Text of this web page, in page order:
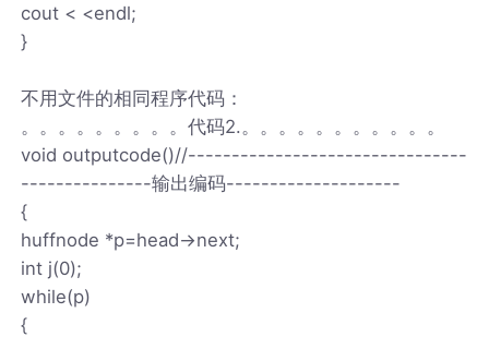
cout < <endl;
}
不用文件的相同程序代码：
。。。。。。。。。代码2.。。。。。。。。。。。
void outputcode()//--------------------------------
---------------输出编码--------------------
{
huffnode *p=head->next;
int j(0);
while(p)
{